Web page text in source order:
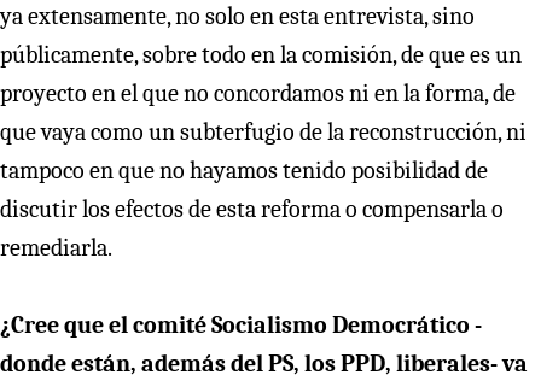
ya extensamente, no solo en esta entrevista, sino
públicamente, sobre todo en la comisión, de que es un
proyecto en el que no concordamos ni en la forma, de
que vaya como un subterfugio de la reconstrucción, ni
tampoco en que no hayamos tenido posibilidad de
discutir los efectos de esta reforma o compensarla o
remediarla.
¿Cree que el comité Socialismo Democrático -
donde están, además del PS, los PPD, liberales- va